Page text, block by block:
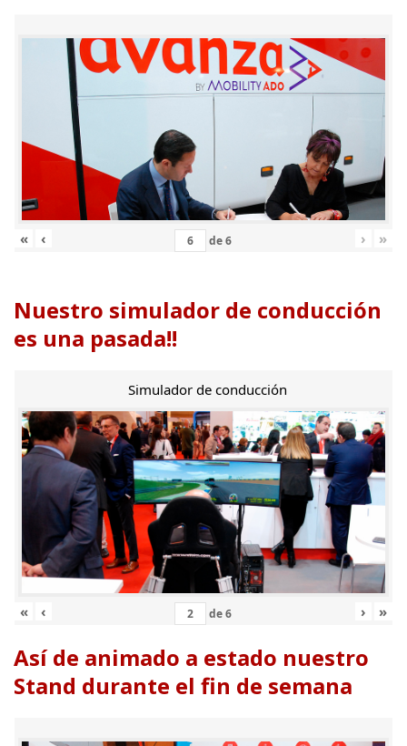
« ‹ de6 › »
Nuestro simulador de conducción
es una pasada!!
Simulador de conducción
« ‹ de6 › »
Así de animado a estado nuestro
Stand durante el fin de semana